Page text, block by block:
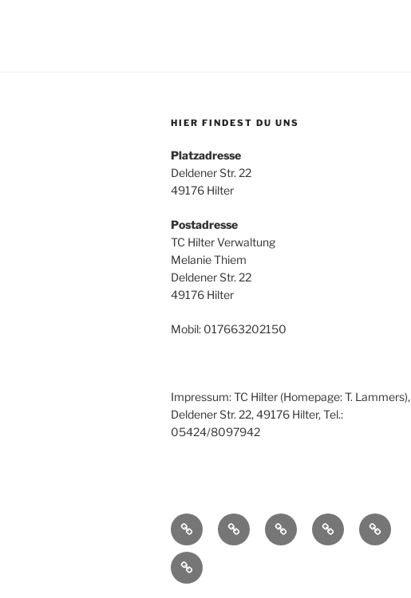
HIER FINDEST DU UNS
Platzadresse
Deldener Str. 22
49176 Hilter
Postadresse
TC Hilter Verwaltung
Melanie Thiem
Deldener Str. 22
49176 Hilter
Mobil: 017663202150
Impressum: TC Hilter (Homepage: T. Lammers),
Deldener Str. 22, 49176 Hilter, Tel.:
05424/8097942
Berichte
der
letzten
Jahre
Über
unseren
Vereinsleben
im
Jugendtennis
im
Kontakt
Mitgliedschaft